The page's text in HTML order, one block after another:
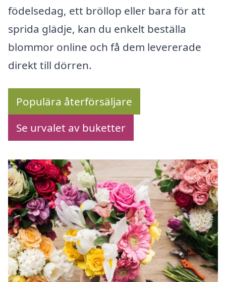
födelsedag, ett bröllop eller bara för att
sprida glädje, kan du enkelt beställa
blommor online och få dem levererade
direkt till dörren.
Populära återförsäljare
Se urvalet av buketter